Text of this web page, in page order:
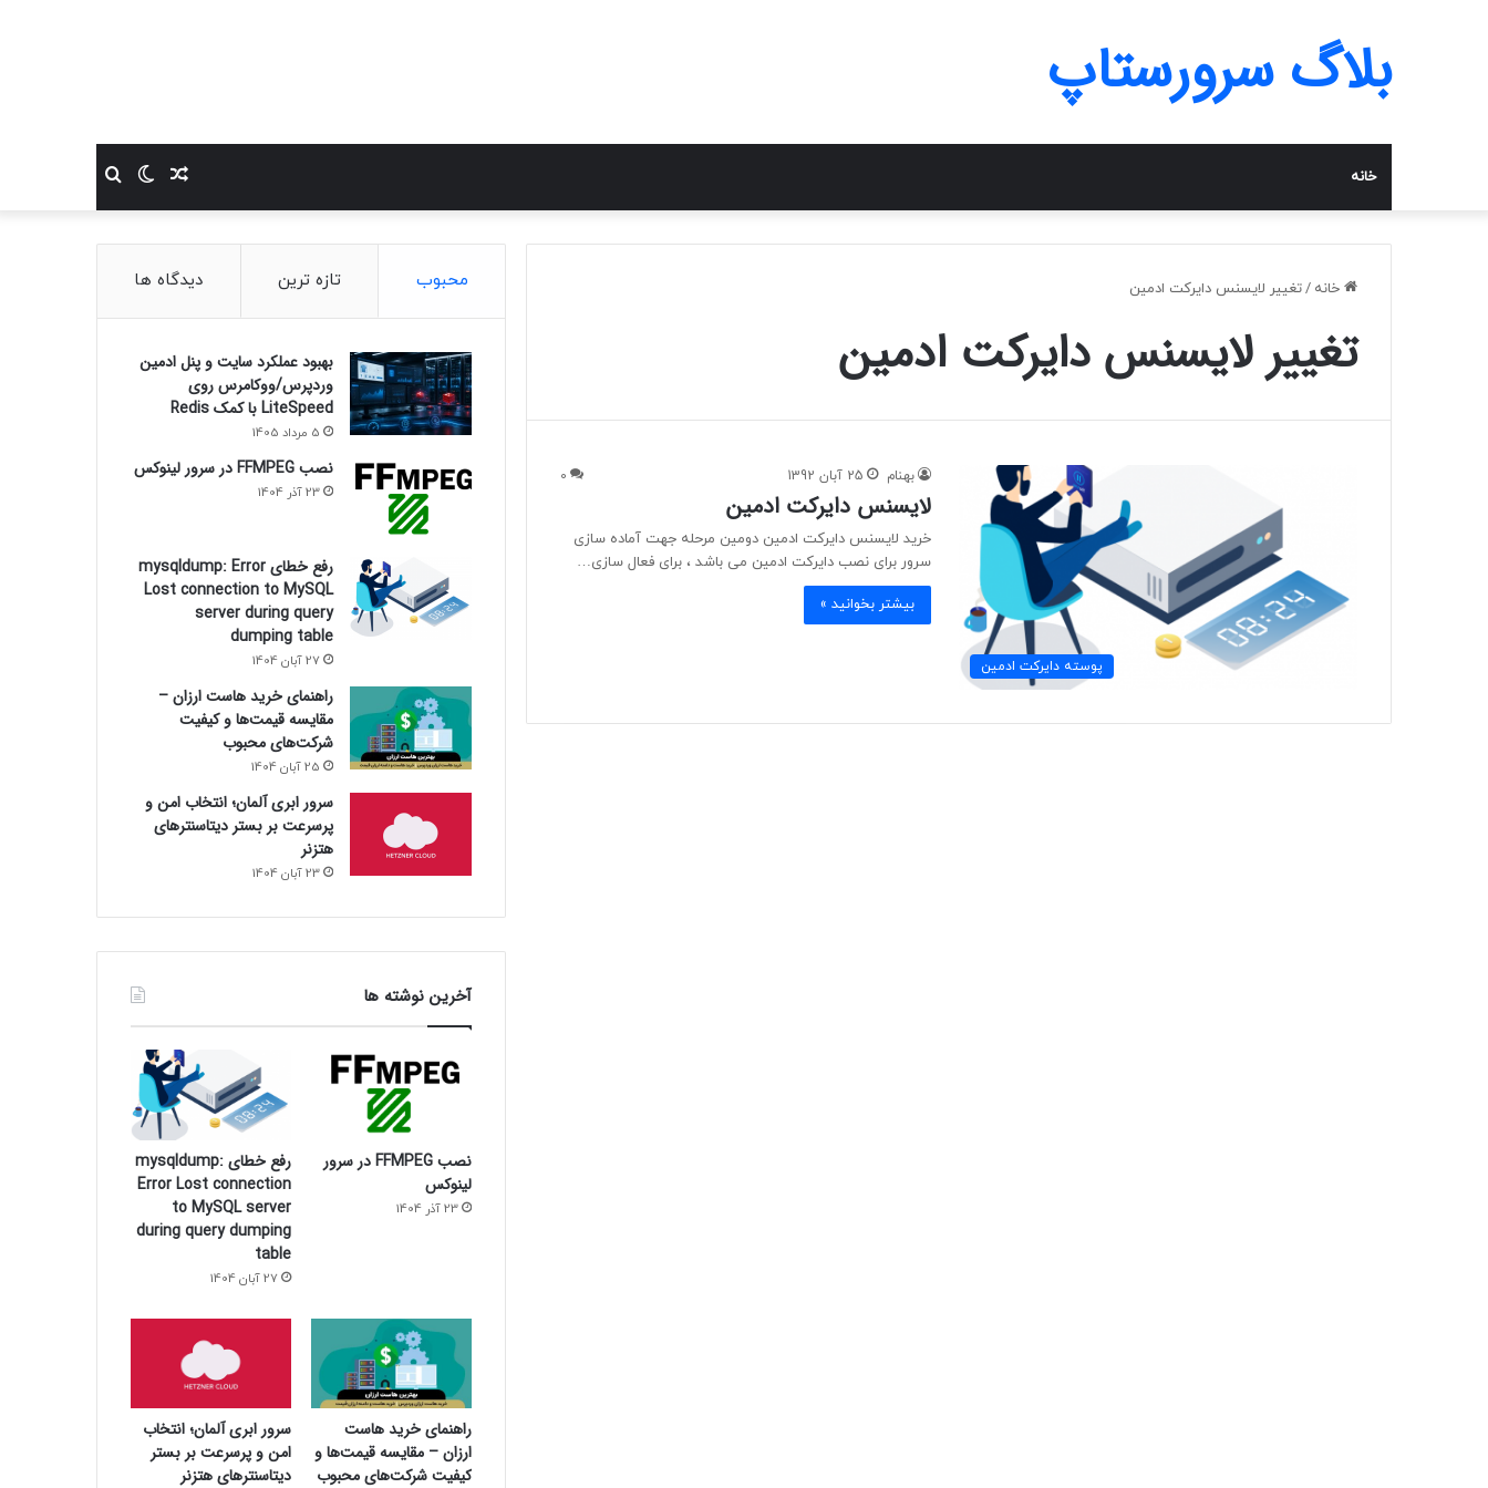
بلاگ سرورستاپ
خانه جستجو
برای
تغییر
پوسته
نوشته
تصادفی
خانه /تغییر لایسنس دایرکت ادمین
تغییر لایسنس دایرکت ادمین
پوسته دایرکت ادمین
بهنام 25 آبان 1392 0
لایسنس دایرکت ادمین
خرید لایسنس دایرکت ادمین دومین مرحله جهت آماده سازی
سرور برای نصب دایرکت ادمین می باشد ، برای فعال سازی…
بیشتر بخوانید »
محبوب تازه ترین دیدگاه ها
بهبود عملکرد سایت و پنل ادمین
وردپرس/ووکامرس روی
LiteSpeed با کمک Redis
5 مرداد 1405
نصب FFMPEG در سرور لینوکس
23 آذر 1404
رفع خطای mysqldump: Error
Lost connection to MySQL
server during query
dumping table
27 آبان 1404
راهنمای خرید هاست ارزان –
مقایسه قیمت‌ها و کیفیت
شرکت‌های محبوب
25 آبان 1404
سرور ابری آلمان؛ انتخاب امن و
پرسرعت بر بستر دیتاسنترهای
هتزنر
23 آبان 1404
آخرین نوشته ها
نصب FFMPEG در سرور
لینوکس
23 آذر 1404
رفع خطای mysqldump:
Error Lost connection
to MySQL server
during query dumping
table
27 آبان 1404
راهنمای خرید هاست
ارزان – مقایسه قیمت‌ها و
کیفیت شرکت‌های محبوب
سرور ابری آلمان؛ انتخاب
امن و پرسرعت بر بستر
دیتاسنترهای هتزنر